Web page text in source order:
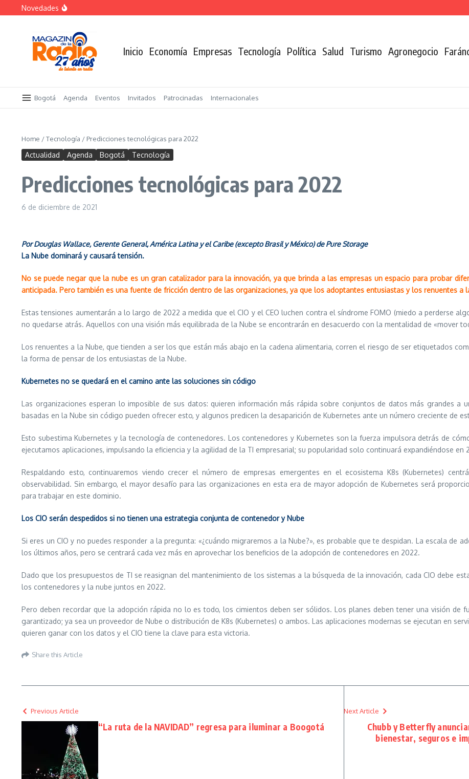
Saltar al contenido
Novedades
Despegar lanza su Outlet de Viajes en Colombia
Inicio Economía Empresas Tecnología Política Salud Turismo Agronegocio
Bogotá Agenda Eventos Invitados Patrocinadas Internacionales
Home /Tecnología / Predicciones tecnológicas para 2022
Actualidad Agenda Bogotá Tecnología
Predicciones tecnológicas para 2022
6 de diciembre de 2021
Por Douglas Wallace, Gerente General, América Latina y el Caribe (excepto Brasil y México) de Pure Storage
La Nube dominará y causará tensión.
No se puede negar que la nube es un gran catalizador para la innovación, ya que brinda a las empresas un espacio para probar
anticipada. Pero también es una fuente de fricción dentro de las organizaciones, ya que los adoptantes entusiastas y los renuentes a
Estas tensiones aumentarán a lo largo de 2022 a medida que el CIO y el CEO luchen contra el síndrome FOMO (miedo a perderse
no quedarse atrás. Aquellos con una visión más equilibrada de la Nube se encontrarán en desacuerdo con la mentalidad de «mover
Los renuentes a la Nube, que tienden a ser los que están más abajo en la cadena alimentaria, corren el riesgo de ser etiquetados
la forma de pensar de los entusiastas de la Nube.
Kubernetes no se quedará en el camino ante las soluciones sin código
Las organizaciones esperan lo imposible de sus datos: quieren información más rápida sobre conjuntos de datos más grandes a
basadas en la Nube sin código pueden ofrecer esto, y algunos predicen la desaparición de Kubernetes ante un número creciente de
Esto subestima Kubernetes y la tecnología de contenedores. Los contenedores y Kubernetes son la fuerza impulsora detrás de
ejecutamos aplicaciones, impulsando la eficiencia y la agilidad de la TI empresarial; su popularidad solo continuará expandiéndose en
Respaldando esto, continuaremos viendo crecer el número de empresas emergentes en el ecosistema K8s (Kubernetes)
observabilidad. Sin embargo, el mayor desafío para las organizaciones en esta era de mayor adopción de Kubernetes será
para trabajar en este dominio.
Los CIO serán despedidos si no tienen una estrategia conjunta de contenedor y Nube
Si eres un CIO y no puedes responder a la pregunta: «¿cuándo migraremos a la Nube?», es probable que te despidan. La escala de
los últimos años, pero se centrará cada vez más en aprovechar los beneficios de la adopción de contenedores en 2022.
Dado que los presupuestos de TI se reasignan del mantenimiento de los sistemas a la búsqueda de la innovación, cada CIO debe
los contenedores y la nube juntos en 2022.
Pero deben recordar que la adopción rápida no lo es todo, los cimientos deben ser sólidos. Los planes deben tener una visión de
garantizado; ya sea un proveedor de Nube o distribución de K8s (Kubernetes) o ambos. Las aplicaciones modernas se ejecutan en
quieren ganar con los datos y el CIO tiene la clave para esta victoria.
Share this Article
Previous Article
“La ruta de la NAVIDAD” regresa para iluminar a Boogotá
Next Article
Chubb y Betterfly
bienestar, seguros e